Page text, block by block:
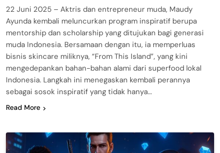
22 Juni 2025 – Aktris dan entrepreneur muda, Maudy
Ayunda kembali meluncurkan program inspiratif berupa
mentorship dan scholarship yang ditujukan bagi generasi
muda Indonesia. Bersamaan dengan itu, ia memperluas
bisnis skincare miliknya, “From This Island”, yang kini
mengedepankan bahan-bahan alami dari superfood lokal
Indonesia. Langkah ini menegaskan kembali perannya
sebagai sosok inspiratif yang tidak hanya…
Read More